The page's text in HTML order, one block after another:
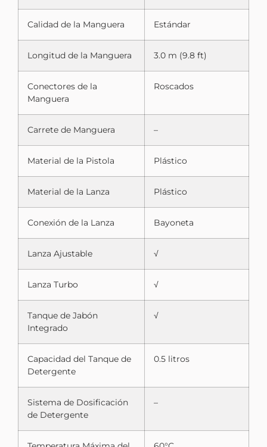
Calidad de la Manguera Estándar
Longitud de la Manguera 3.0 m (9.8 ft)
Conectores de la
Manguera
Roscados
Carrete de Manguera –
Material de la Pistola Plástico
Material de la Lanza Plástico
Conexión de la Lanza Bayoneta
Lanza Ajustable √
Lanza Turbo √
Tanque de Jabón
Integrado
√
Capacidad del Tanque de
Detergente
0.5 litros
Sistema de Dosificación
de Detergente
–